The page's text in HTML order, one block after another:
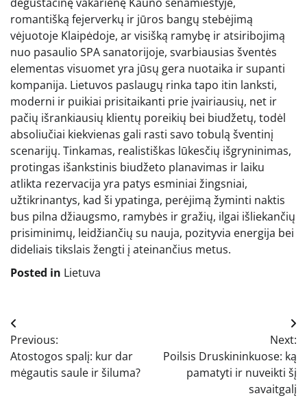
romantišką fejerverkų ir jūros bangų stebėjimą
vėjuotoje Klaipėdoje, ar visišką ramybę ir atsiribojimą
nuo pasaulio SPA sanatorijoje, svarbiausias šventės
elementas visuomet yra jūsų gera nuotaika ir supanti
kompanija. Lietuvos paslaugų rinka tapo itin lanksti,
moderni ir puikiai prisitaikanti prie įvairiausių, net ir
pačių išrankiausių klientų poreikių bei biudžetų, todėl
absoliučiai kiekvienas gali rasti savo tobulą šventinį
scenarijų. Tinkamas, realistiškas lūkesčių išgryninimas,
protingas išankstinis biudžeto planavimas ir laiku
atlikta rezervacija yra patys esminiai žingsniai,
užtikrinantys, kad ši ypatinga, perėjimą žyminti naktis
bus pilna džiaugsmo, ramybės ir gražių, ilgai išliekančių
prisiminimų, leidžiančių su nauja, pozityvia energija bei
dideliais tikslais žengti į ateinančius metus.
Posted in Lietuva
Navigacija
tarp
įrašų
Previous:
Atostogos spalį: kur dar
mėgautis saule ir šiluma?
Next:
Poilsis Druskininkuose: ką
pamatyti ir nuveikti šį
savaitgalį